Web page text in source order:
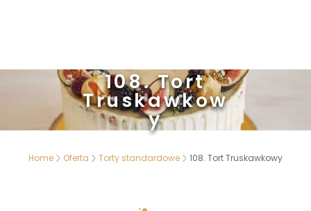
108. Tort
Truskawkow
y
Home Oferta Torty standardowe 108. Tort Truskawkowy